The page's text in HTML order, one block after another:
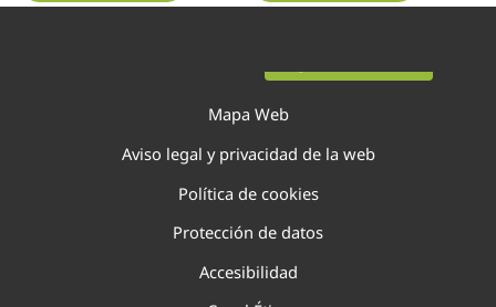
Mapa Web
Aviso legal y privacidad de la web
Política de cookies
Protección de datos
Accesibilidad